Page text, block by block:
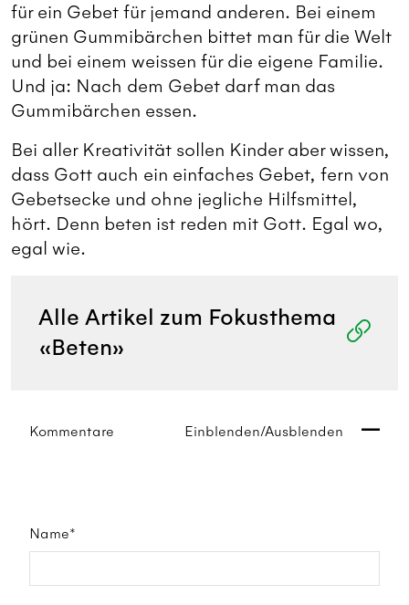
für ein Gebet für jemand anderen. Bei einem
grünen Gummibärchen bittet man für die Welt
und bei einem weissen für die eigene Familie.
Und ja: Nach dem Gebet darf man das
Gummibärchen essen.
Bei aller Kreativität sollen Kinder aber wissen,
dass Gott auch ein einfaches Gebet, fern von
Gebetsecke und ohne jegliche Hilfsmittel,
hört. Denn beten ist reden mit Gott. Egal wo,
egal wie.
Alle Artikel zum Fokusthema
«Beten»
Kommentare Einblenden/Ausblenden
Name*